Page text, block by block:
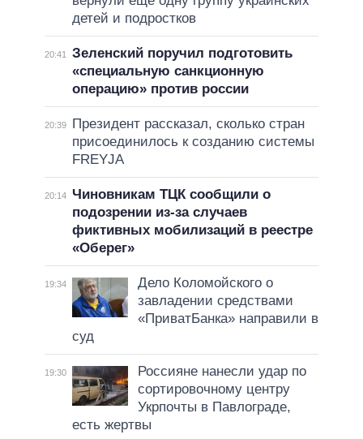
детей и подростков
20:41
Зеленский поручил подготовить
«специальную санкционную
операцию» против россии
20:39
Президент рассказал, сколько стран
присоединилось к созданию системы
FREYJA
20:14
Чиновникам ТЦК сообщили о
подозрении из-за случаев
фиктивных мобилизаций в реестре
«Оберег»
19:34
Дело Коломойского о
завладении средствами
«ПриватБанка» направили в
суд
19:30
Россияне нанесли удар по
сортировочному центру
Укрпочты в Павлограде,
есть жертвы